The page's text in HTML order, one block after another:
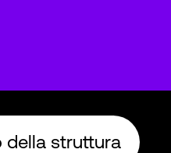
della struttura